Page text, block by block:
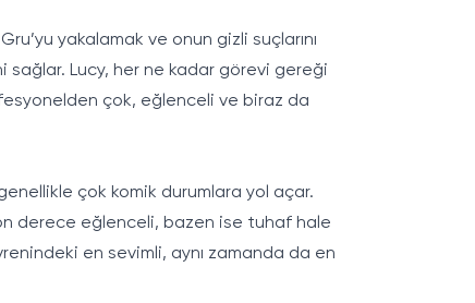
yakalamak ve onun gizli suçlarını
sağlar. Lucy, her ne kadar görevi gereği
çok, eğlenceli ve biraz da
çok komik durumlara yol açar.
derece eğlenceli, bazen ise tuhaf hale
en sevimli, aynı zamanda da en